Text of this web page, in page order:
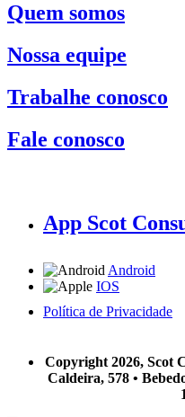
Quem somos
Nossa equipe
Trabalhe conosco
Fale conosco
App Scot
Android
IOS
Política de Privacidade
Copyright 2026, Scot
Caldeira, 578 •